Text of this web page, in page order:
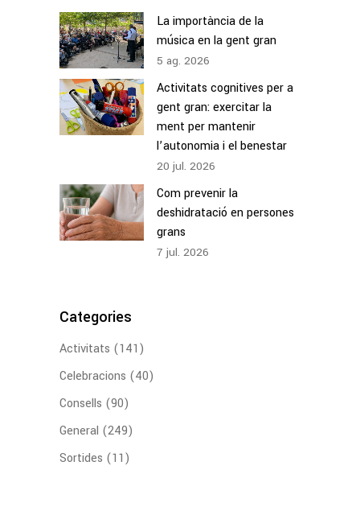
La importància de la
música en la gent gran
5 ag. 2026
Activitats cognitives per a
gent gran: exercitar la
ment per mantenir
l’autonomia i el benestar
20 jul. 2026
Com prevenir la
deshidratació en persones
grans
7 jul. 2026
Categories
Activitats (141)
Celebracions (40)
Consells (90)
General (249)
Sortides (11)